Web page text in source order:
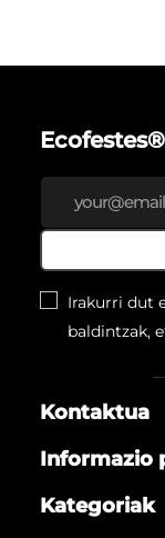
Irakurri dut
baldintzak,
Kontaktua
Informazio
Kategoriak